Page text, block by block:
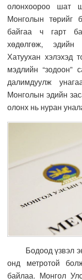
олонхоороо шат
Монголын төрийг
байгаа ч гарт
хөдөлгөж, эдийн
Хатуухан хэлэхэд
мэдлийн “зодоон”
далимдуулж
Монголын эдийн
олонх нь нуран
Бодоод үзвэл
онд метротой
байлаа. Монгол